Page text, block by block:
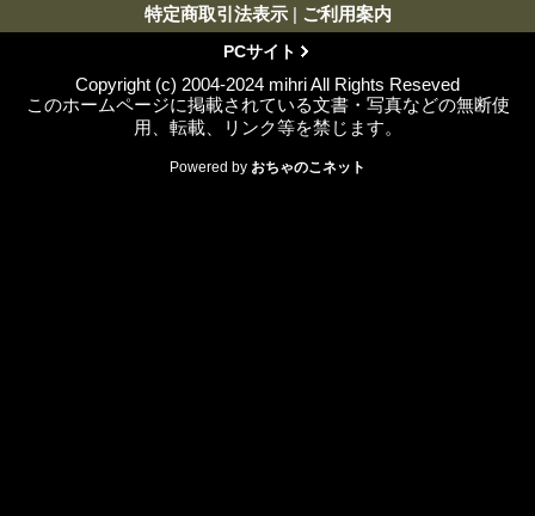
特定商取引法表示 | ご利用案内
PCサイト
Copyright (c) 2004-2024 mihri All Rights Reseved
このホームページに掲載されている文書・写真などの無断使
用、転載、リンク等を禁じます。
Powered by おちゃのこネット